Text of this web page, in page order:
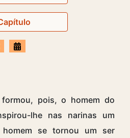
pois, o homem do
lhe nas narinas um
se tornou um ser